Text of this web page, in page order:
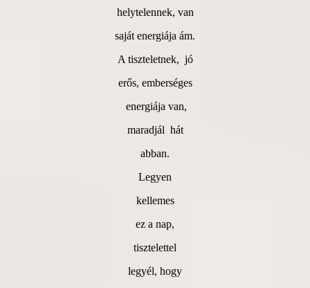
helytelennek, van
saját energiája ám.
A tiszteletnek, jó
erős, emberséges
energiája van,
maradjál hát
abban.
Legyen
kellemes
ez a nap,
tisztelettel
legyél, hogy